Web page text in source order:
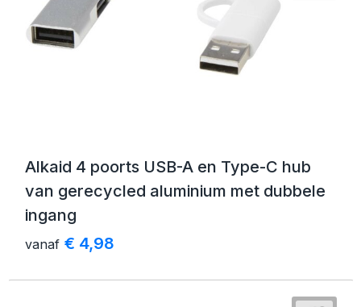
Alkaid 4 poorts USB-A en Type-C hub
van gerecycled aluminium met dubbele
ingang
vanaf € 4,98